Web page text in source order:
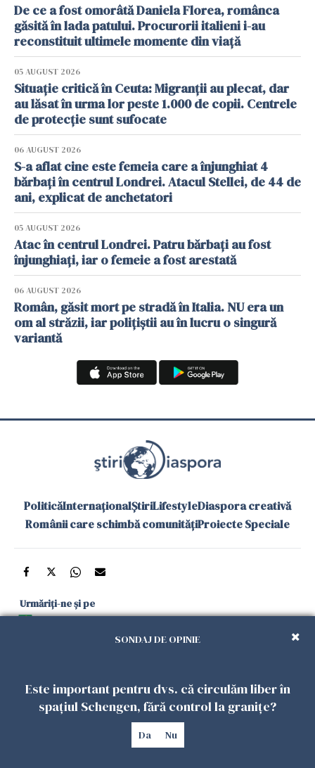
De ce a fost omorâtă Daniela Florea, românca
găsită în lada patului. Procurorii italieni i-au
reconstituit ultimele momente din viață
05 AUGUST 2026
Situație critică în Ceuta: Migranții au plecat, dar
au lăsat în urma lor peste 1.000 de copii. Centrele
de protecție sunt sufocate
06 AUGUST 2026
S-a aflat cine este femeia care a înjunghiat 4
bărbați în centrul Londrei. Atacul Stellei, de 44 de
ani, explicat de anchetatori
05 AUGUST 2026
Atac în centrul Londrei. Patru bărbați au fost
înjunghiați, iar o femeie a fost arestată
06 AUGUST 2026
Român, găsit mort pe stradă în Italia. NU era un
om al străzii, iar polițiștii au în lucru o singură
variantă
PoliticăInternaționalȘtiriLifestyleDiaspora creativă
Românii care schimbă comunitățiProiecte Speciale
Urmăriți-ne și pe
și în aplicațiile mobile
Politica de
confidențialitate
Politica
Cookies
Gestionați
Contact
Declarație de
accesibilitate
Copyright 2026. Toate drepturile rezervate.
SONDAJ DE OPINIE
Este important pentru dvs. că circulăm liber în
spațiul Schengen, fără control la granițe?
Da Nu